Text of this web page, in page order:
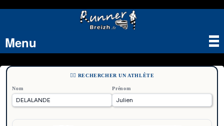
Menu
🏃‍♂️ RECHERCHER UN ATHLÈTE
Nom Prénom